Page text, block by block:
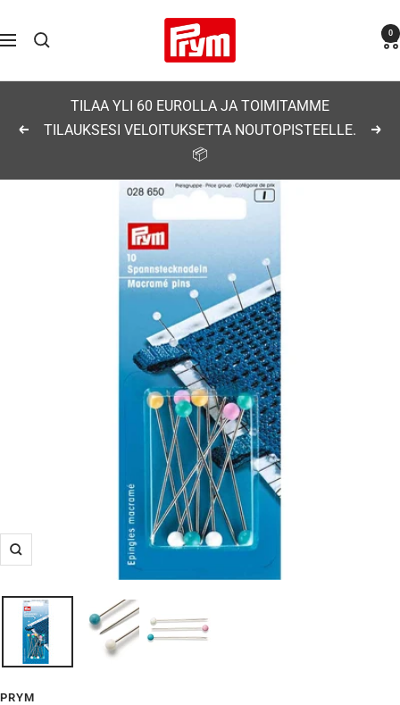
sisältöön
Navigaatio
Prym 0
Edellinen
TILAA YLI 60 EUROLLA JA TOIMITAMME
TILAUKSESI VELOITUKSETTA NOUTOPISTEELLE.
📦
Suurenna
PRYM